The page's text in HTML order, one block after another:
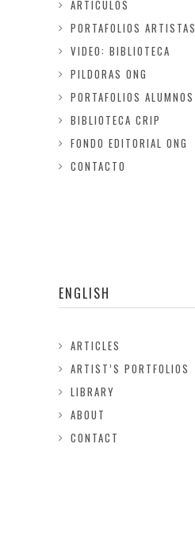
ARTICULOS
PORTAFOLIOS ARTISTAS
VIDEO: BIBLIOTECA
PILDORAS ONG
PORTAFOLIOS ALUMNOS
BIBLIOTECA CRIP
FONDO EDITORIAL ONG
CONTACTO
ENGLISH
ARTICLES
ARTIST’S PORTFOLIOS
LIBRARY
ABOUT
CONTACT